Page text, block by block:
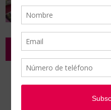
PARAPSICOLOGÍA,
Inicio /
Parapsicología,